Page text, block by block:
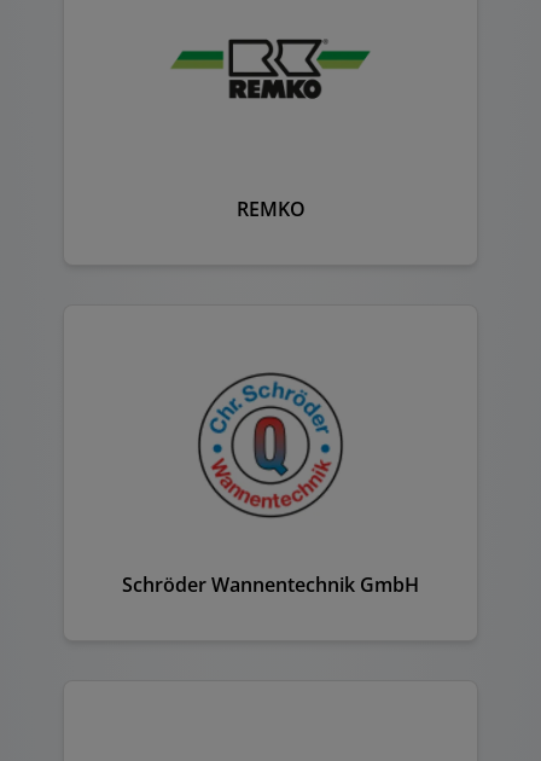
REMKO
Schröder Wannentechnik GmbH